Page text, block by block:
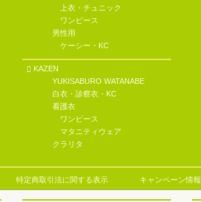
上衣・チュニック
ワンピース
男性用
ケーシー・KC
KAZEN
YUKISABURO WATANABE
白衣・診察衣・KC
看護衣
ワンピース
マタニティウェア
クラリタ
特定商取引法に関する表示 キャンペーン情報